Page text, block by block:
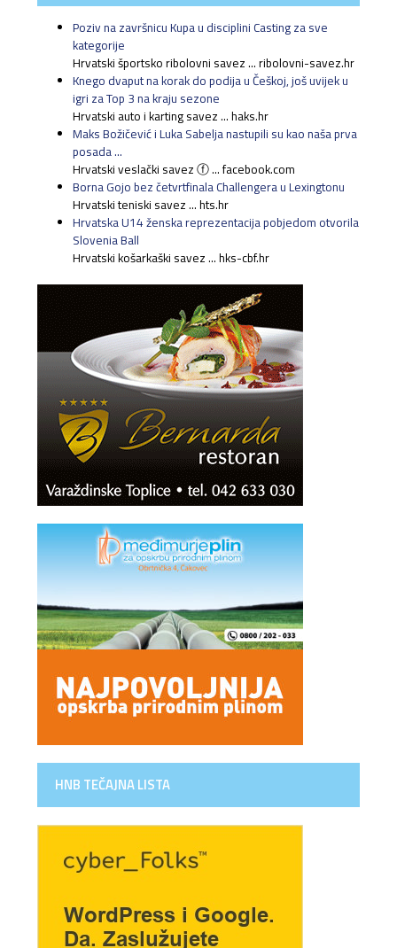
Poziv na završnicu Kupa u disciplini Casting za sve
kategorije
Hrvatski športsko ribolovni savez ... ribolovni-savez.hr
Knego dvaput na korak do podija u Češkoj, još uvijek u
igri za Top 3 na kraju sezone
Hrvatski auto i karting savez ... haks.hr
Maks Božičević i Luka Sabelja nastupili su kao naša prva
posada ...
Hrvatski veslački savez ⓕ ... facebook.com
Borna Gojo bez četvrtfinala Challengera u Lexingtonu
Hrvatski teniski savez ... hts.hr
Hrvatska U14 ženska reprezentacija pobjedom otvorila
Slovenia Ball
Hrvatski košarkaški savez ... hks-cbf.hr
HNB TEČAJNA LISTA